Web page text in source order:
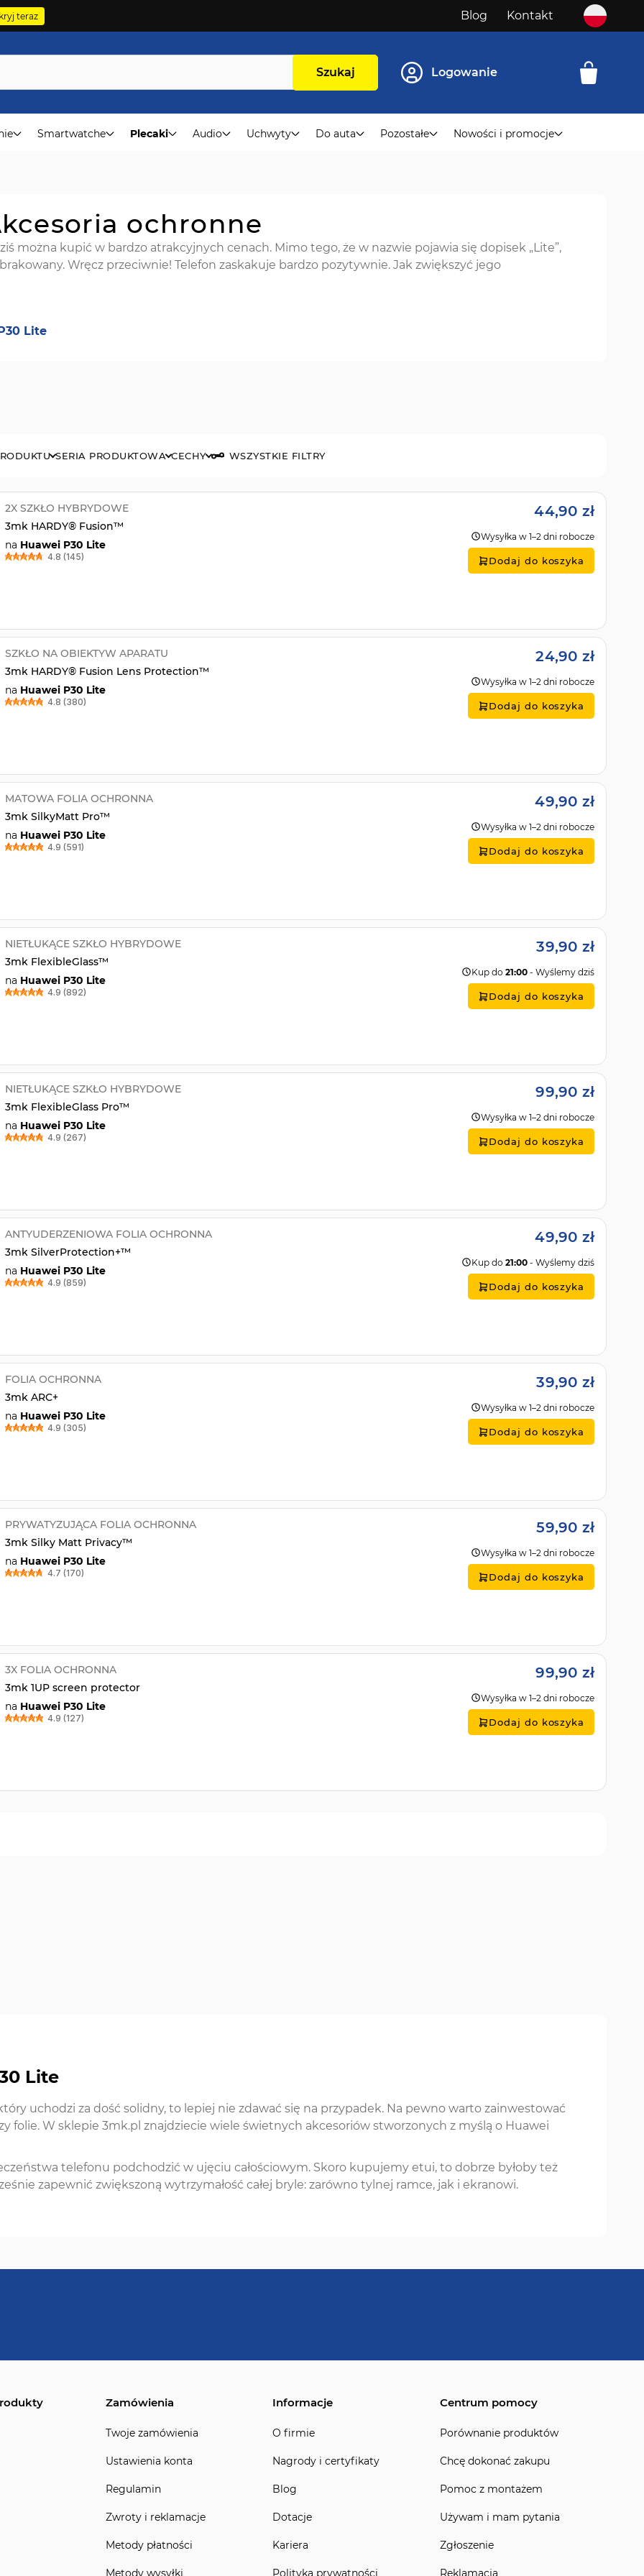
teraz Blog Kontakt
Szukaj Logowanie
Smartwatche Plecaki Audio Uchwyty Do auta Pozostałe Nowości i promocje
ochronne
można kupić w bardzo atrakcyjnych cenach. Mimo tego, że w nazwie pojawia się dopisek „Lite”,
Wręcz przeciwnie! Telefon zaskakuje bardzo pozytywnie. Jak zwiększyć jego
Lite
SERIA PRODUKTOWA CECHY WSZYSTKIE FILTRY
2X SZKŁO HYBRYDOWE
3mk HARDY® Fusion™
na Huawei P30 Lite
4.8 (145)
44,90 zł
Wysyłka w 1–2 dni robocze
Dodaj do koszyka
SZKŁO NA OBIEKTYW APARATU
3mk HARDY® Fusion Lens Protection™
na Huawei P30 Lite
4.8 (380)
24,90 zł
Wysyłka w 1–2 dni robocze
Dodaj do koszyka
MATOWA FOLIA OCHRONNA
3mk SilkyMatt Pro™
na Huawei P30 Lite
4.9 (591)
49,90 zł
Wysyłka w 1–2 dni robocze
Dodaj do koszyka
NIETŁUKĄCE SZKŁO HYBRYDOWE
3mk FlexibleGlass™
na Huawei P30 Lite
4.9 (892)
39,90 zł
Kup do 21:00 - Wyślemy dziś
Dodaj do koszyka
NIETŁUKĄCE SZKŁO HYBRYDOWE
3mk FlexibleGlass Pro™
na Huawei P30 Lite
4.9 (267)
99,90 zł
Wysyłka w 1–2 dni robocze
Dodaj do koszyka
ANTYUDERZENIOWA FOLIA OCHRONNA
3mk SilverProtection+™
na Huawei P30 Lite
4.9 (859)
49,90 zł
Kup do 21:00 - Wyślemy dziś
Dodaj do koszyka
FOLIA OCHRONNA
3mk ARC+
na Huawei P30 Lite
4.9 (305)
39,90 zł
Wysyłka w 1–2 dni robocze
Dodaj do koszyka
PRYWATYZUJĄCA FOLIA OCHRONNA
3mk Silky Matt Privacy™
na Huawei P30 Lite
4.7 (170)
59,90 zł
Wysyłka w 1–2 dni robocze
Dodaj do koszyka
3X FOLIA OCHRONNA
3mk 1UP screen protector
na Huawei P30 Lite
4.9 (127)
99,90 zł
Wysyłka w 1–2 dni robocze
Dodaj do koszyka
Lite
uchodzi za dość solidny, to lepiej nie zdawać się na przypadek. Na pewno warto zainwestować
folie. W sklepie 3mk.pl znajdziecie wiele świetnych akcesoriów stworzonych z myślą o Huawei
telefonu podchodzić w ujęciu całościowym. Skoro kupujemy etui, to dobrze byłoby też
zapewnić zwiększoną wytrzymałość całej bryle: zarówno tylnej ramce, jak i ekranowi.
Zamówienia
Twoje zamówienia
Ustawienia konta
Regulamin
Zwroty i reklamacje
Metody płatności
Metody wysyłki
Informacje
O firmie
Nagrody i certyfikaty
Blog
Dotacje
Kariera
Polityka prywatności
Centrum pomocy
Porównanie produktów
Chcę dokonać zakupu
Pomoc z montażem
Używam i mam pytania
Zgłoszenie
Reklamacja